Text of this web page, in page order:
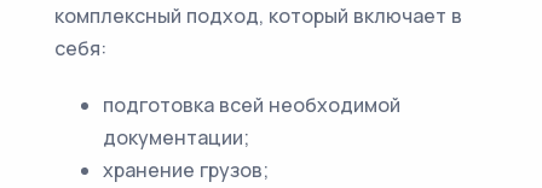
комплексный подход, который включает в
себя:
подготовка всей необходимой
документации;
хранение грузов;